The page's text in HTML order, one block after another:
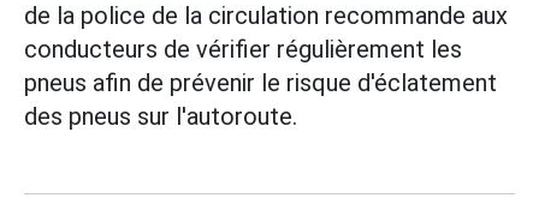
de la police de la circulation recommande aux
conducteurs de vérifier régulièrement les
pneus afin de prévenir le risque d'éclatement
des pneus sur l'autoroute.